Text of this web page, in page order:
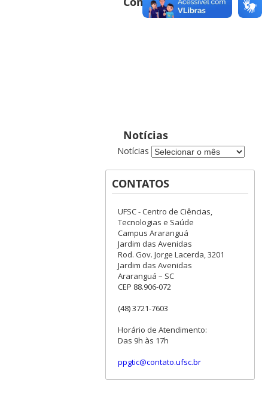
Notícias
Notícias
CONTATOS
UFSC - Centro de Ciências,
Tecnologias e Saúde
Campus Araranguá
Jardim das Avenidas
Rod. Gov. Jorge Lacerda, 3201
Jardim das Avenidas
Araranguá – SC
CEP 88.906-072
(48) 3721-7603
Horário de Atendimento:
Das 9h às 17h
ppgtic@contato.ufsc.br